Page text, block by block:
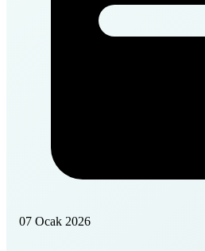
07 Ocak 2026